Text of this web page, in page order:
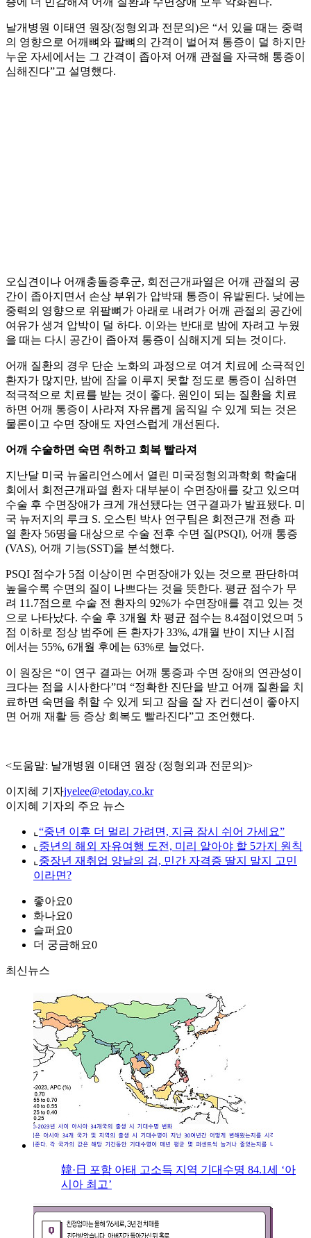
날개병원 이태연 원장(정형외과 전문의)은 “서 있을 때는 중력
의 영향으로 어깨뼈와 팔뼈의 간격이 벌어져 통증이 덜 하지만
누운 자세에서는 그 간격이 좁아져 어깨 관절을 자극해 통증이
심해진다”고 설명했다.
오십견이나 어깨충돌증후군, 회전근개파열은 어깨 관절의 공
간이 좁아지면서 손상 부위가 압박돼 통증이 유발된다. 낮에는
중력의 영향으로 위팔뼈가 아래로 내려가 어깨 관절의 공간에
여유가 생겨 압박이 덜 하다. 이와는 반대로 밤에 자려고 누웠
을 때는 다시 공간이 좁아져 통증이 심해지게 되는 것이다.
어깨 질환의 경우 단순 노화의 과정으로 여겨 치료에 소극적인
환자가 많지만, 밤에 잠을 이루지 못할 정도로 통증이 심하면
적극적으로 치료를 받는 것이 좋다. 원인이 되는 질환을 치료
하면 어깨 통증이 사라져 자유롭게 움직일 수 있게 되는 것은
물론이고 수면 장애도 자연스럽게 개선된다.
어깨 수술하면 숙면 취하고 회복 빨라져
지난달 미국 뉴올리언스에서 열린 미국정형외과학회 학술대
회에서 회전근개파열 환자 대부분이 수면장애를 갖고 있으며
수술 후 수면장애가 크게 개선됐다는 연구결과가 발표됐다. 미
국 뉴저지의 루크 S. 오스틴 박사 연구팀은 회전근개 전층 파
열 환자 56명을 대상으로 수술 전후 수면 질(PSQI), 어깨 통증
(VAS), 어깨 기능(SST)을 분석했다.
PSQI 점수가 5점 이상이면 수면장애가 있는 것으로 판단하며
높을수록 수면의 질이 나쁘다는 것을 뜻한다. 평균 점수가 무
려 11.7점으로 수술 전 환자의 92%가 수면장애를 겪고 있는 것
으로 나타났다. 수술 후 3개월 차 평균 점수는 8.4점이었으며 5
점 이하로 정상 범주에 든 환자가 33%, 4개월 반이 지난 시점
에서는 55%, 6개월 후에는 63%로 늘었다.
이 원장은 “이 연구 결과는 어깨 통증과 수면 장애의 연관성이
크다는 점을 시사한다”며 “정확한 진단을 받고 어깨 질환을 치
료하면 숙면을 취할 수 있게 되고 잠을 잘 자 컨디션이 좋아지
면 어깨 재활 등 증상 회복도 빨라진다”고 조언했다.
<도움말: 날개병원 이태연 원장 (정형외과 전문의)>
이지혜 기자jyelee@etoday.co.kr
이지혜 기자의 주요 뉴스
⌞ “중년 이후 더 멀리 가려면, 지금 잠시 쉬어 가세요”
⌞ 중년의 해외 자유여행 도전, 미리 알아야 할 5가지 원칙
⌞ 중장년 재취업 양날의 검, 민간 자격증 딸지 말지 고민
이라면?
좋아요0
화나요0
슬퍼요0
더 궁금해요0
최신뉴스
韓·日 포함 아태 고소득 지역 기대수명 84.1세 ‘아
시아 최고’